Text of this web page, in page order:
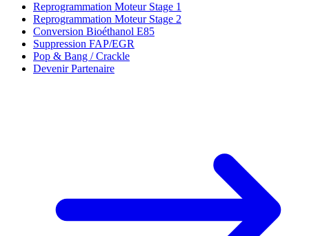
Reprogrammation Moteur Stage 1
Reprogrammation Moteur Stage 2
Conversion Bioéthanol E85
Suppression FAP/EGR
Pop & Bang / Crackle
Devenir Partenaire